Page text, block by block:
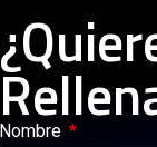
Nombre